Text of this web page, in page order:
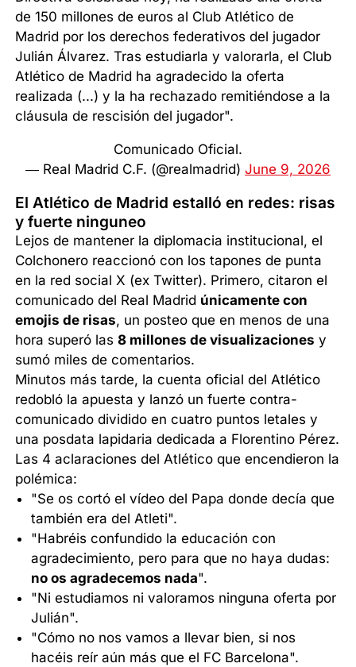
de 150 millones de euros al Club Atlético de
Madrid por los derechos federativos del jugador
Julián Álvarez. Tras estudiarla y valorarla, el Club
Atlético de Madrid ha agradecido la oferta
realizada (...) y la ha rechazado remitiéndose a la
cláusula de rescisión del jugador".
Comunicado Oficial.
— Real Madrid C.F. (@realmadrid) June 9, 2026
El Atlético de Madrid estalló en redes: risas
y fuerte ninguneo
Lejos de mantener la diplomacia institucional, el
Colchonero reaccionó con los tapones de punta
en la red social X (ex Twitter). Primero, citaron el
comunicado del Real Madrid únicamente con
emojis de risas, un posteo que en menos de una
hora superó las8 millones de visualizaciones y
sumó miles de comentarios.
Minutos más tarde, la cuenta oficial del Atlético
redobló la apuesta y lanzó un fuerte contra-
comunicado dividido en cuatro puntos letales y
una posdata lapidaria dedicada a Florentino Pérez.
Las 4 aclaraciones del Atlético que encendieron la
polémica:
"Se os cortó el vídeo del Papa donde decía que
también era del Atleti".
"Habréis confundido la educación con
agradecimiento, pero para que no haya dudas:
no os agradecemos nada".
"Ni estudiamos ni valoramos ninguna oferta por
Julián".
"Cómo no nos vamos a llevar bien, si nos
hacéis reír aún más que el FC Barcelona".